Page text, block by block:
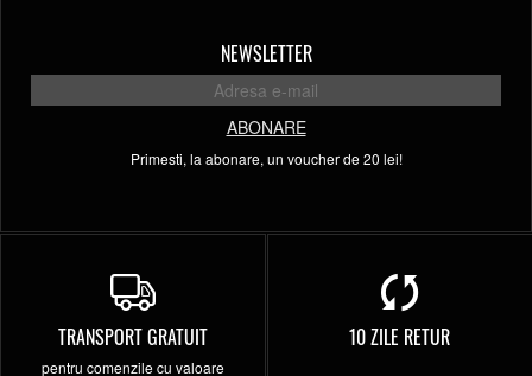
NEWSLETTER
ABONARE
Primesti, la abonare, un voucher de 20 lei!
TRANSPORT GRATUIT
pentru comenzile cu valoare
10 ZILE RETUR